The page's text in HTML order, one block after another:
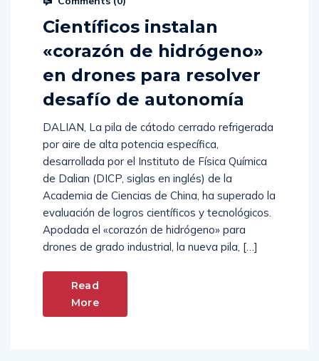
Científicos instalan
«corazón de hidrógeno»
en drones para resolver
desafío de autonomía
DALIAN, La pila de cátodo cerrado refrigerada
por aire de alta potencia específica,
desarrollada por el Instituto de Física Química
de Dalian (DICP, siglas en inglés) de la
Academia de Ciencias de China, ha superado la
evaluación de logros científicos y tecnológicos.
Apodada el «corazón de hidrógeno» para
drones de grado industrial, la nueva pila, […]
Read
More